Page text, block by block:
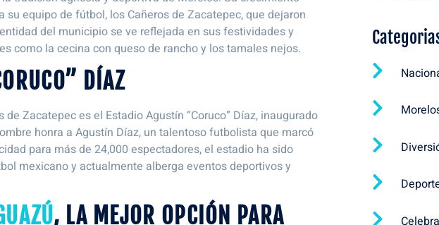
equipo de fútbol, los Cañeros de Zacatepec, que dejaron
del municipio se ve reflejada en sus festividades y
como la cecina con queso de rancho y los tamales nejos.
DÍAZ
Zacatepec es el Estadio Agustín “Coruco” Díaz, inaugurado
honra a Agustín Díaz, un talentoso futbolista que marcó
para más de 24,000 espectadores, el estadio ha sido
mexicano y actualmente alberga eventos deportivos y
, LA MEJOR OPCIÓN PARA